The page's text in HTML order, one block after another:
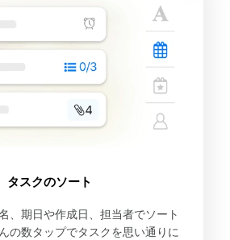
タスクのソート
、期日や作成日、担当者でソート
の数タップでタスクを思い通りに